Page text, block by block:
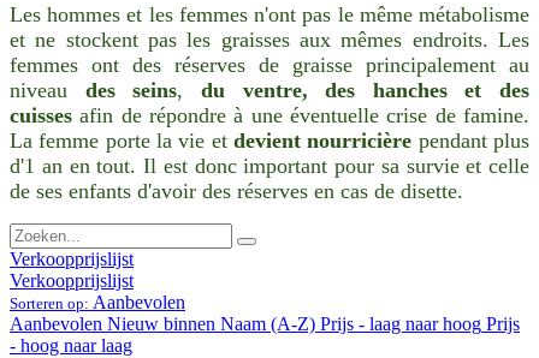
Les hommes et les femmes n'ont pas le même métabolisme
et ne stockent pas les graisses aux mêmes endroits. Les
femmes ont des réserves de graisse principalement au
niveau
des seins, du ventre, des hanches et des
cuisses afin de répondre à une éventuelle crise de famine.
La femme porte la vie et devient nourricière pendant plus
d'1 an en tout. Il est donc important pour sa survie et celle
de ses enfants d'avoir des réserves en cas de disette.
Verkoopprijslijst
Verkoopprijslijst
Sorteren op: Aanbevolen
Aanbevolen Nieuw binnen Naam (A-Z) Prijs - laag naar hoog Prijs
- hoog naar laag